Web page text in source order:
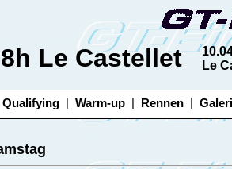
8h Le Castellet
Le
Qualifying | Warm-up | Rennen |